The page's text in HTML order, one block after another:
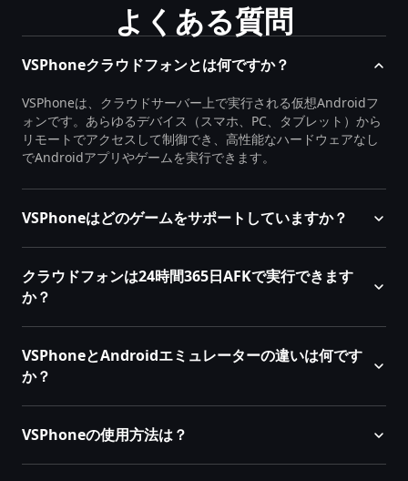
よくある質問
VSPhoneクラウドフォンとは何ですか？
VSPhoneは、クラウドサーバー上で実行される仮想Androidフ
ォンです。あらゆるデバイス（スマホ、PC、タブレット）から
リモートでアクセスして制御でき、高性能なハードウェアなし
でAndroidアプリやゲームを実行できます。
VSPhoneはどのゲームをサポートしていますか？
クラウドフォンは24時間365日AFKで実行できます
か？
VSPhoneとAndroidエミュレーターの違いは何です
か？
VSPhoneの使用方法は？